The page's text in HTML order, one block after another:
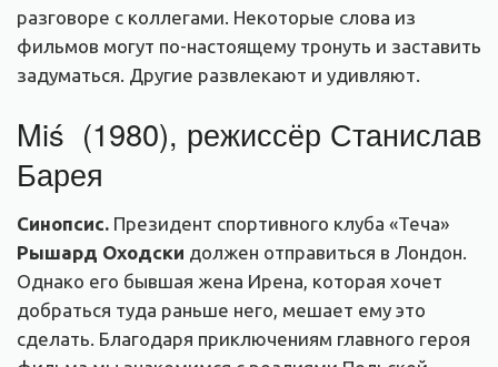
разговоре с коллегами. Некоторые слова из
фильмов могут по-настоящему тронуть и заставить
задуматься. Другие развлекают и удивляют.
Miś (1980), режиссёр Станислав
Барея
Синопсис. Президент спортивного клуба «Теча»
Рышард Оходски должен отправиться в Лондон.
Однако его бывшая жена Ирена, которая хочет
добраться туда раньше него, мешает ему это
сделать. Благодаря приключениям главного героя